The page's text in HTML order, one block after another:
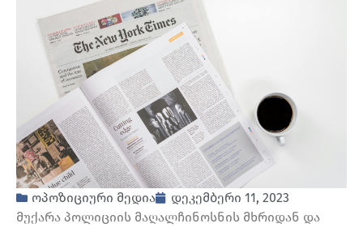
ოპოზიციური მედია
დეკემბერი 11, 2023
მუქარა პოლიციის მაღალჩინოსნის მხრიდან და